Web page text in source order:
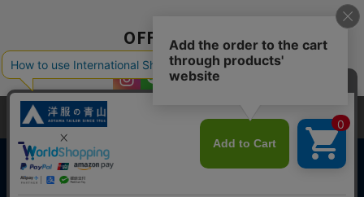
OFFICIAL SNS
当サイトでは、快適な閲覧体験とコンテンツ改善のためにCookieを使用
しています。閲覧を続けることで、Cookieの使用に同意したものとみな
します。詳細については